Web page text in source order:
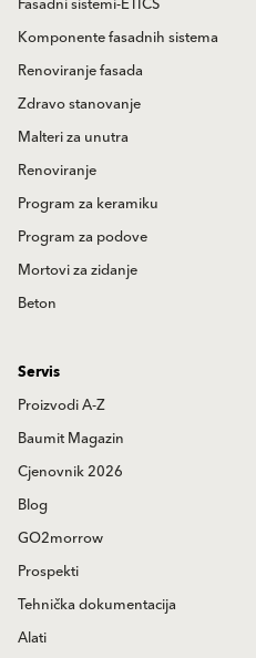
Komponente fasadnih sistema
Renoviranje fasada
Zdravo stanovanje
Malteri za unutra
Renoviranje
Program za keramiku
Program za podove
Mortovi za zidanje
Beton
Servis
Proizvodi A-Z
Baumit Magazin
Cjenovnik 2026
Blog
GO2morrow
Prospekti
Tehnička dokumentacija
Alati